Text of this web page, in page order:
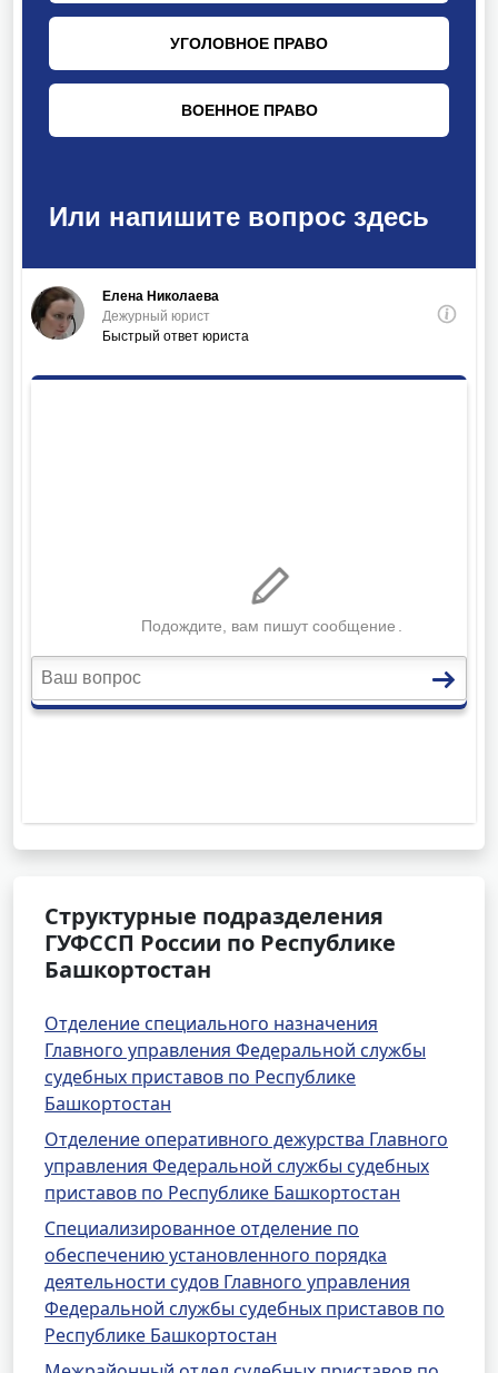
Структурные подразделения
ГУФССП России по Республике
Башкортостан
Отделение специального назначения
Главного управления Федеральной службы
судебных приставов по Республике
Башкортостан
Отделение оперативного дежурства Главного
управления Федеральной службы судебных
приставов по Республике Башкортостан
Специализированное отделение по
обеспечению установленного порядка
деятельности судов Главного управления
Федеральной службы судебных приставов по
Республике Башкортостан